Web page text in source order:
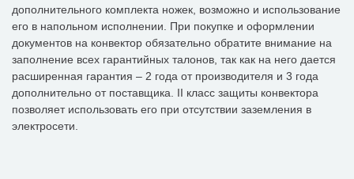
дополнительного комплекта ножек, возможно и использование
его в напольном исполнении. При покупке и оформлении
документов на конвектор обязательно обратите внимание на
заполнение всех гарантийных талонов, так как на него дается
расширенная гарантия – 2 года от производителя и 3 года
дополнительно от поставщика. II класс защиты конвектора
позволяет использовать его при отсутствии заземления в
электросети.